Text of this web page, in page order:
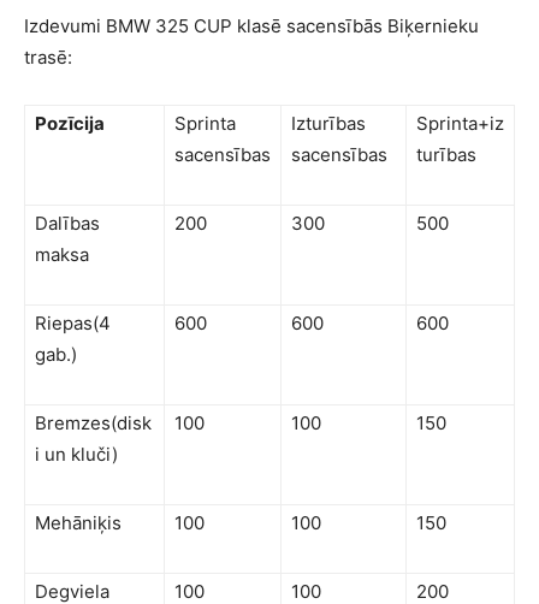
Izdevumi BMW 325 CUP klasē sacensībās Biķernieku
trasē:
Pozīcija
Sprinta
sacensības
Izturības
sacensības
Sprinta+iz
turības
Dalības
maksa
200 300 500
Riepas(4
gab.)
600 600 600
Bremzes(disk
i un kluči)
100 100 150
Mehāniķis 100 100 150
Degviela 100 100 200